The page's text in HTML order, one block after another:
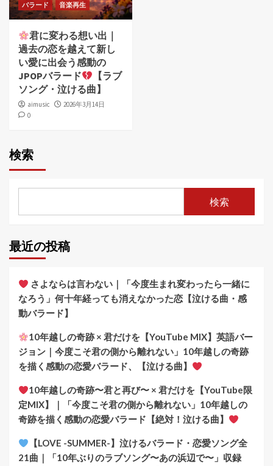
バラード 音楽再生
君に変わる想い出｜
過去の恋を越えて新し
い愛に出会う感動の
JPOPバラード
【ラブ
ソング・泣ける曲】
aimusic
2026年3月14日
0
検索
検索
最近の投稿
さよならは言わない｜「今度生まれ変わったら一緒に
なろう」何十年経っても消えなかった恋【泣ける曲・感
動バラード】
10年越しの奇跡 × 君だけを【YouTube MIX】英語バー
ジョン｜今度こそ君の側から離れない」10年越しの奇跡
を描く感動の恋愛バラード、【泣ける曲】
10年越しの奇跡〜君と再び〜 × 君だけを【YouTube限
定MIX】｜「今度こそ君の側から離れない」10年越しの
奇跡を描く感動の恋愛バラード【絶対！泣ける曲】
【LOVE -SUMMER-】泣けるバラード・恋愛ソング全
21曲｜「10年ぶりのラブソング〜あの浜辺で〜」収録